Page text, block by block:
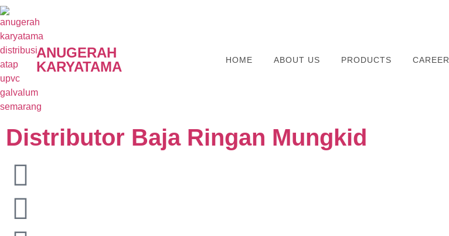
ANUGERAH
KARYATAMA
HOME ABOUT US PRODUCTS CAREER
Distributor Baja Ringan Mungkid